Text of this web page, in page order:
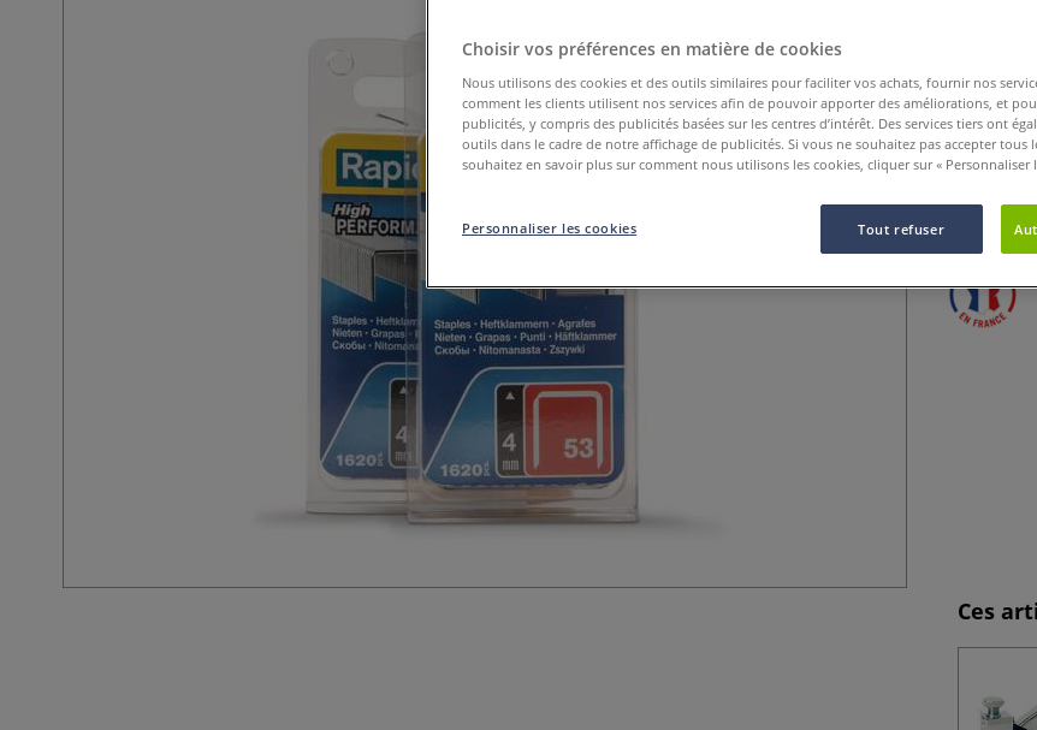
Idéales
ces
les fibres
Ces
Choisir vos préférences en matière de cookies
Nous utilisons des cookies et des outils similaires pour faciliter vos achats, fournir nos
comment les clients utilisent nos services afin de pouvoir apporter des améliorations, et
publicités, y compris des publicités basées sur les centres d’intérêt. Des services tiers ont
outils dans le cadre de notre affichage de publicités. Si vous ne souhaitez pas accepter tous
souhaitez en savoir plus sur comment nous utilisons les cookies, cliquer sur « Personnaliser
Tout refuser
Personnaliser les cookies